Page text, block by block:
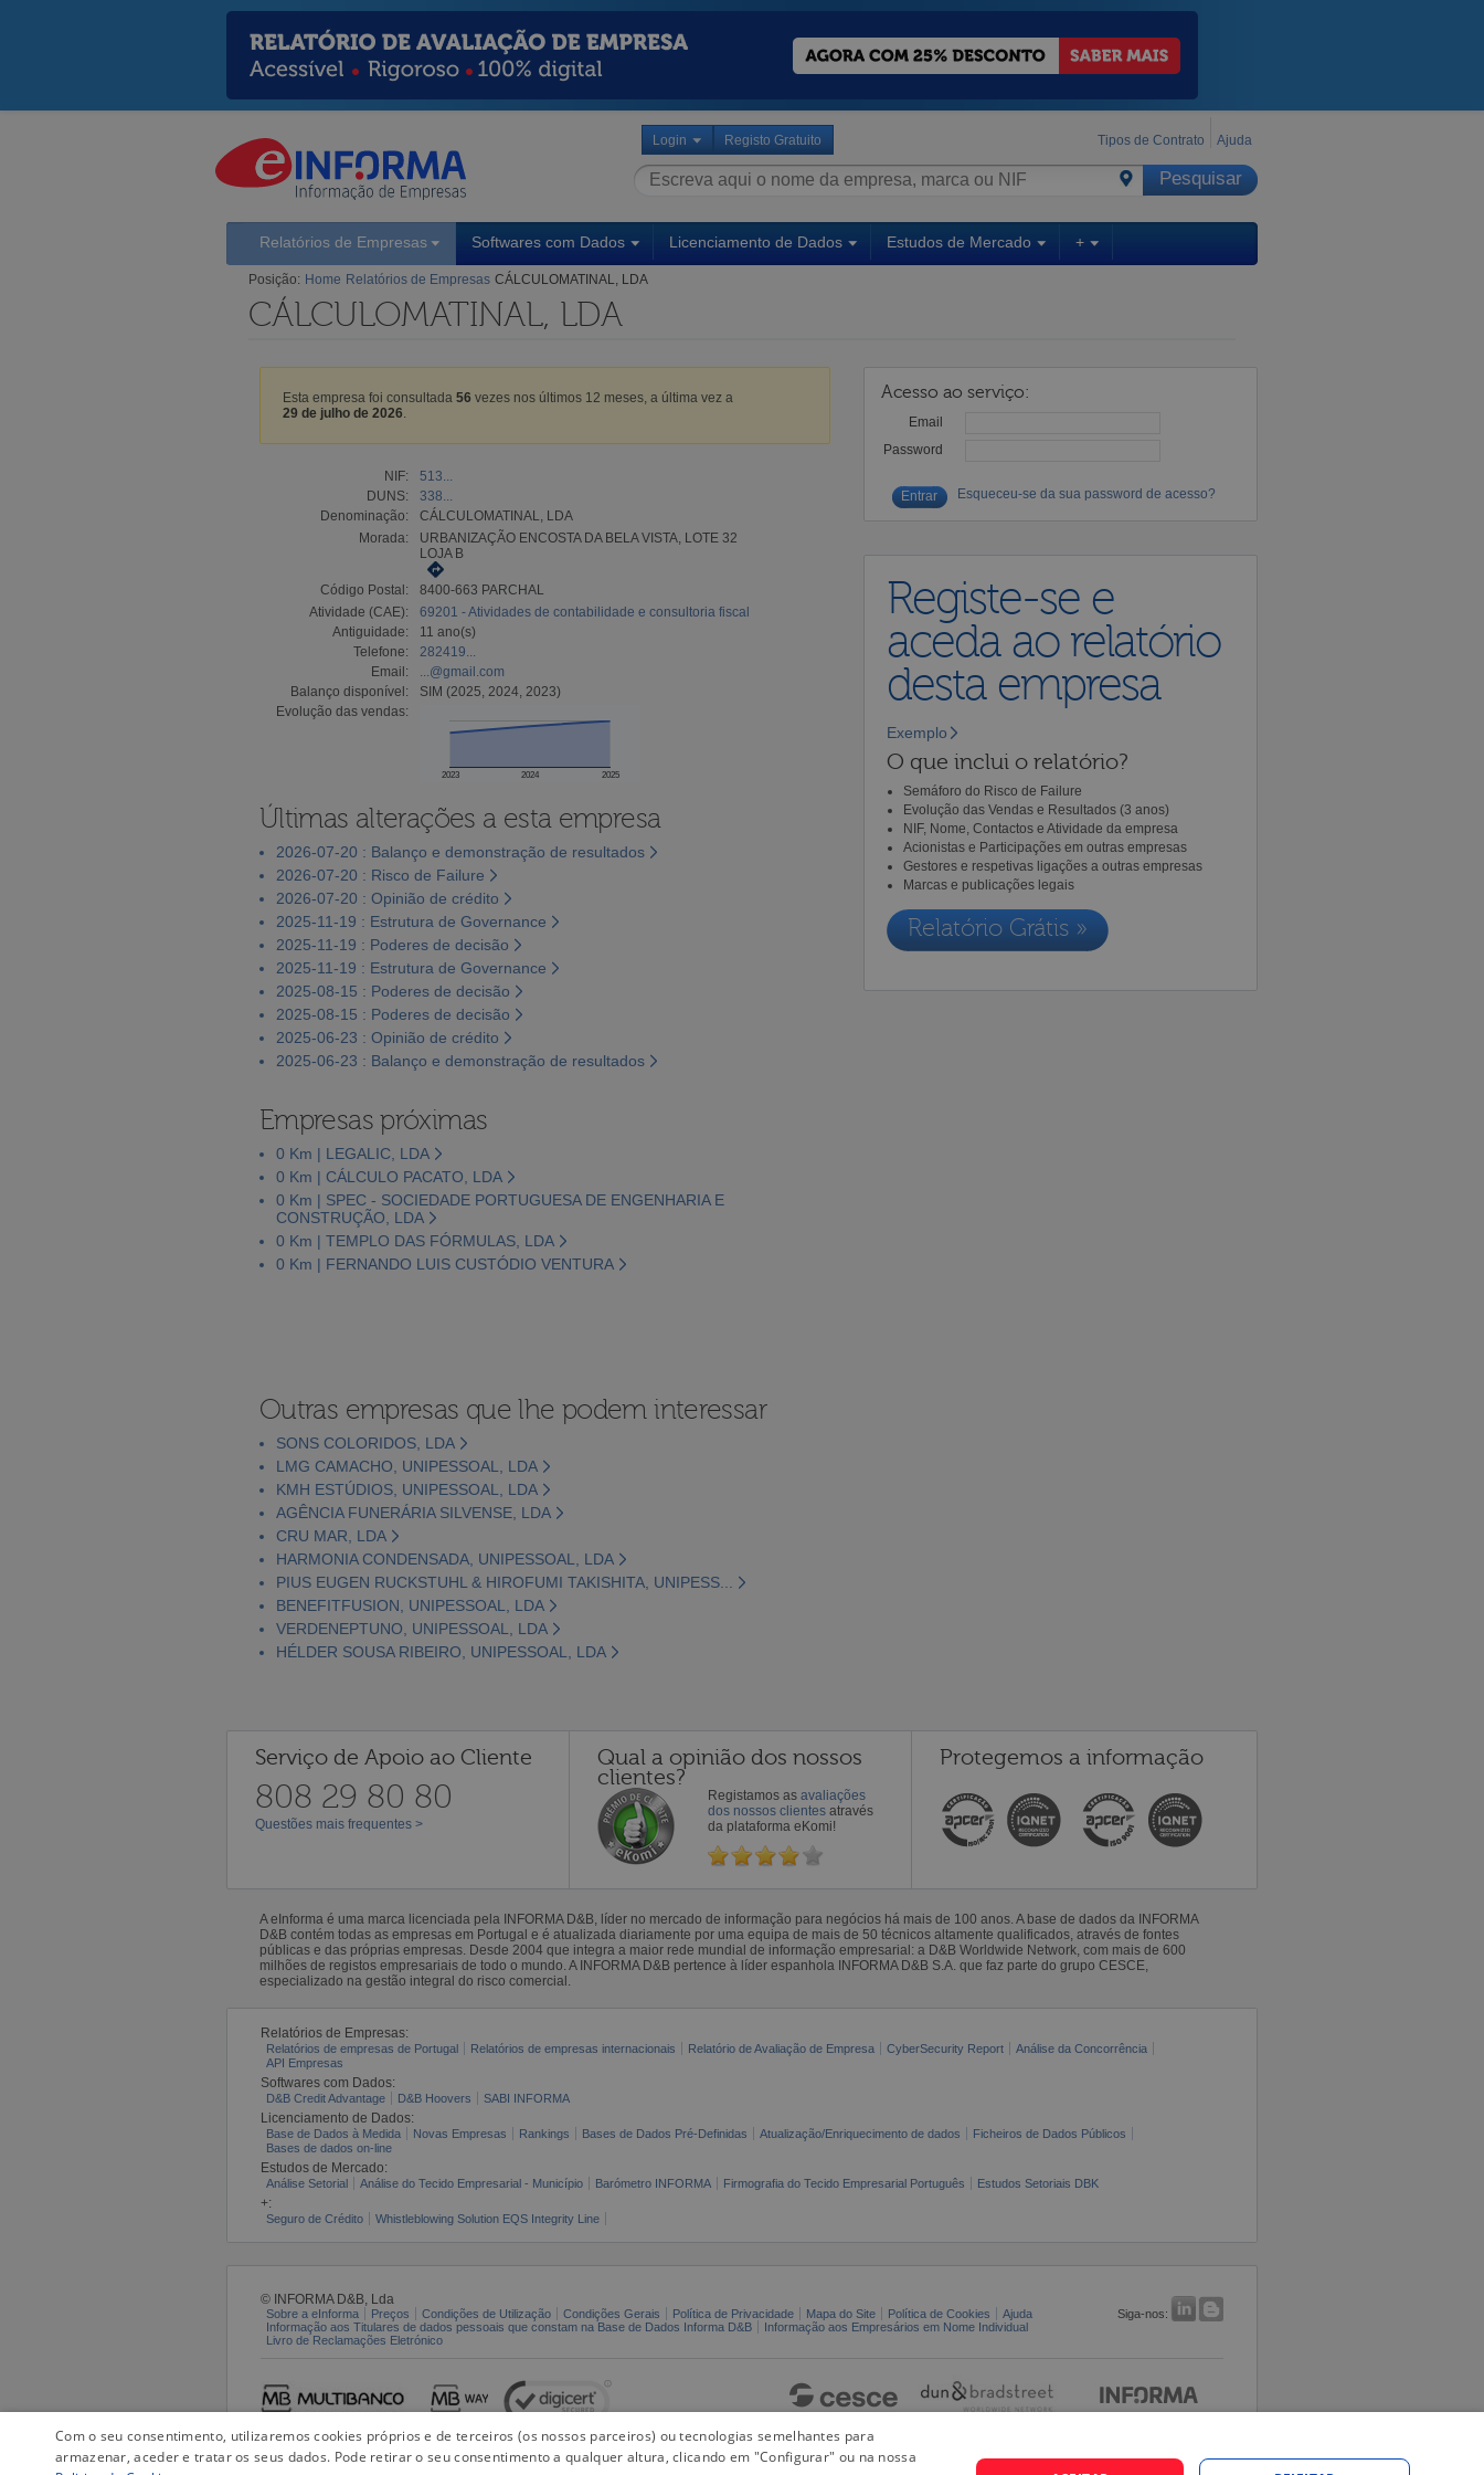
Login Registo Gratuito Tipos de Contrato Ajuda
Relatórios de Empresas Softwares com Dados Licenciamento de Dados Estudos de Mercado +
Posição: Home Relatórios de Empresas CÁLCULOMATINAL, LDA
CÁLCULOMATINAL, LDA
Esta empresa foi consultada 56 vezes nos últimos 12 meses, a última vez a
29 de julho de 2026
NIF:
513...
DUNS:
338...
Denominação:
CÁLCULOMATINAL, LDA
Morada:
URBANIZAÇÃO ENCOSTA DA BELA VISTA, LOTE 32
LOJA B
Código Postal:
8400-663 PARCHAL
Atividade (CAE):
69201 - Atividades de contabilidade e consultoria fiscal
Antiguidade:
11 ano(s)
Telefone:
282419...
Email:
...@gmail.com
Balanço disponível:
SIM (2025, 2024, 2023)
Evolução das vendas:
2023 2024 2025
Últimas alterações a esta empresa
2026-07-20 : Balanço e demonstração de resultados
2026-07-20 : Risco de Failure
2026-07-20 : Opinião de crédito
2025-11-19 : Estrutura de Governance
2025-11-19 : Poderes de decisão
2025-11-19 : Estrutura de Governance
2025-08-15 : Poderes de decisão
2025-08-15 : Poderes de decisão
2025-06-23 : Opinião de crédito
2025-06-23 : Balanço e demonstração de resultados
Empresas próximas
0 Km | LEGALIC, LDA
0 Km | CÁLCULO PACATO, LDA
0 Km | SPEC - SOCIEDADE PORTUGUESA DE ENGENHARIA E
CONSTRUÇÃO, LDA
0 Km | TEMPLO DAS FÓRMULAS, LDA
0 Km | FERNANDO LUIS CUSTÓDIO VENTURA
Acesso ao serviço:
Email
Password
Esqueceu-se da sua password de acesso?
Registe-se e
aceda ao relatório
desta empresa
Exemplo
O que inclui o relatório?
Semáforo do Risco de Failure
Evolução das Vendas e Resultados (3 anos)
NIF, Nome, Contactos e Atividade da empresa
Acionistas e Participações em outras empresas
Gestores e respetivas ligações a outras empresas
Marcas e publicações legais
Relatório Grátis »
Outras empresas que lhe podem interessar
SONS COLORIDOS, LDA
LMG CAMACHO, UNIPESSOAL, LDA
KMH ESTÚDIOS, UNIPESSOAL, LDA
AGÊNCIA FUNERÁRIA SILVENSE, LDA
CRU MAR, LDA
HARMONIA CONDENSADA, UNIPESSOAL, LDA
PIUS EUGEN RUCKSTUHL & HIROFUMI TAKISHITA, UNIPESS...
BENEFITFUSION, UNIPESSOAL, LDA
VERDENEPTUNO, UNIPESSOAL, LDA
HÉLDER SOUSA RIBEIRO, UNIPESSOAL, LDA
Serviço de Apoio ao Cliente
808 29 80 80
Questões mais frequentes >
Qual a opinião dos nossos
clientes?
Registamos as avaliações
dos nossos clientes através
da plataforma eKomi!
Protegemos a informação
A eInforma é uma marca licenciada pela INFORMA D&B, líder no mercado de informação para negócios há mais de 100 anos. A base de dados da INFORMA
D&B contém todas as empresas em Portugal e é atualizada diariamente por uma equipa de mais de 50 técnicos altamente qualificados, através de fontes
públicas e das próprias empresas. Desde 2004 que integra a maior rede mundial de informação empresarial: a D&B Worldwide Network, com mais de 600
milhões de registos empresariais de todo o mundo. A INFORMA D&B pertence à líder espanhola INFORMA D&B S.A. que faz parte do grupo CESCE,
especializado na gestão integral do risco comercial.
Relatórios de Empresas:
Relatórios de empresas de Portugal Relatórios de empresas internacionais Relatório de Avaliação de Empresa CyberSecurity Report
Análise da Concorrência
API Empresas
Softwares com Dados:
D&B Credit Advantage D&B Hoovers SABI INFORMA
Licenciamento de Dados:
Base de Dados à Medida Novas Empresas Rankings Bases de Dados Pré-Definidas Atualização/Enriquecimento de dados
Ficheiros de Dados Públicos
Bases de dados on-line
Estudos de Mercado:
Análise Setorial Análise do Tecido Empresarial - Município Barómetro INFORMA Firmografia do Tecido Empresarial Português Estudos Setoriais DBK
+:
Seguro de Crédito Whistleblowing Solution EQS Integrity Line
© INFORMA D&B, Lda
Sobre a eInforma Preços Condições de Utilização Condições Gerais Política de Privacidade Mapa do Site Política de Cookies Ajuda
Siga-nos:
Informação aos Titulares de dados pessoais que constam na Base de Dados Informa D&B
Informação aos Empresários em Nome Individual
Livro de Reclamações Eletrónico
Com o seu consentimento, utilizaremos cookies próprios e de terceiros (os nossos parceiros) ou tecnologias semelhantes para
armazenar, aceder e tratar os seus dados. Pode retirar o seu consentimento a qualquer altura, clicando em "Configurar" ou na nossa